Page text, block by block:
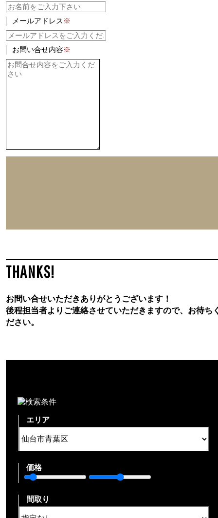
メールアドレス ※
お問い合せ内容※
THANKS!
お問い合せいただきありがとうございます！
後程担当者よりご連絡させていただきますので、お待ち
ださい。
エリア
価格
間取り